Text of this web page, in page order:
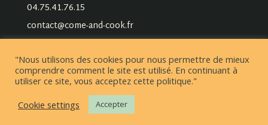
04.75.41.76.15
contact@come-and-cook.fr
"Nous utilisons des cookies pour nous permettre de mieux
comprendre comment le site est utilisé. En continuant à
utiliser ce site, vous acceptez cette politique."
Cookie settings
Accepter